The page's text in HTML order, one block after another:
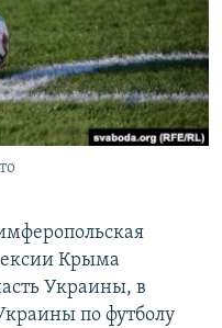
Крыма
Украины, в
по футболу